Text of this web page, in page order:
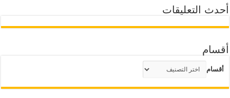
أحدث التعليقات
أقسام
أقسام